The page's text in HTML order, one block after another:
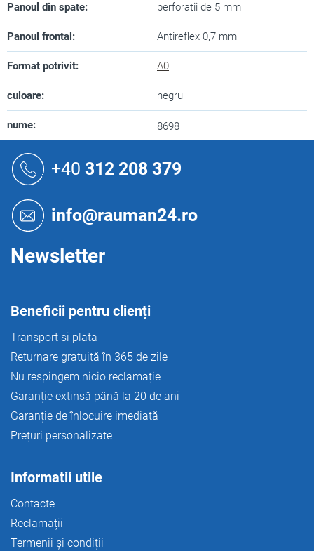
Panoul din spate: perforatii de 5 mm
Panoul frontal : Antireflex 0,7 mm
Format potrivit: A0
culoare: negru
nume: 8698
+40 312 208 379
info@rauman24.ro
Newsletter
Beneficii pentru clienți
Transport si plata
Returnare gratuită în 365 de zile
Nu respingem nicio reclamație
Garanție extinsă până la 20 de ani
Garanție de înlocuire imediată
Prețuri personalizate
Informatii utile
Contacte
Reclamații
Termenii și condiții